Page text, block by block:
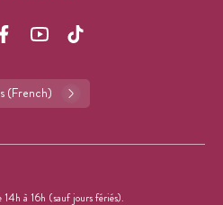
(French)
à 16h (sauf jours fériés).